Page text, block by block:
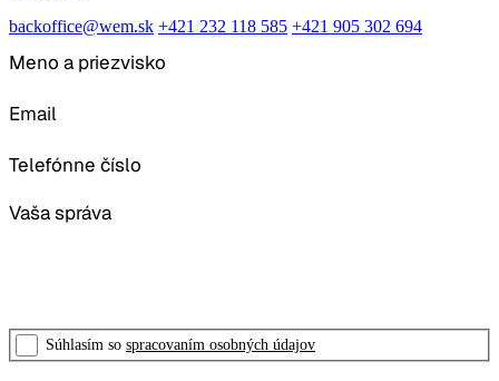
backoffice@wem.sk +421 232 118 585 +421 905 302 694
Súhlasím so spracovaním osobných údajov